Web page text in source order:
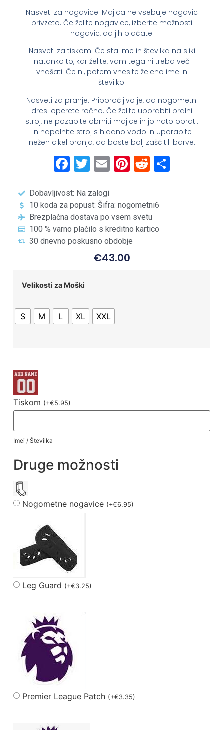
Nasveti za nogavice: Majica ne vsebuje nogavic
privzeto. Če želite nogavice, izberite možnosti
nogavic, da jih plačate.
Nasveti za tiskom: Če sta ime in številka na sliki
natanko to, kar želite, vam tega ni treba več
vnašati. Če ni, potem vnesite želeno ime in
številko.
Nasveti za pranje: Priporočljivo je, da nogometni
dresi operete ročno. Če želite uporabiti pralni
stroj, ne pozabite obrniti majice in jo nato oprati.
In napolnite stroj s hladno vodo in uporabite
nežen cikel pranja, da boste bolj zaščitili barve.
Facebook
Twitter
EmailPinterest
Reddit
Dobavljivost: Na zalogi
10 koda za popust: Šifra: nogometni6
Brezplačna dostava po vsem svetu
100 % varno plačilo s kreditno kartico
30 dnevno poskusno obdobje
€43.00
Velikosti za Moški
S M L XL XXL
Tiskom (+€5.95)
Imei / Številka
Druge možnosti
Nogometne nogavice (+€6.95)
Leg Guard (+€3.25)
Premier League Patch (+€3.35)